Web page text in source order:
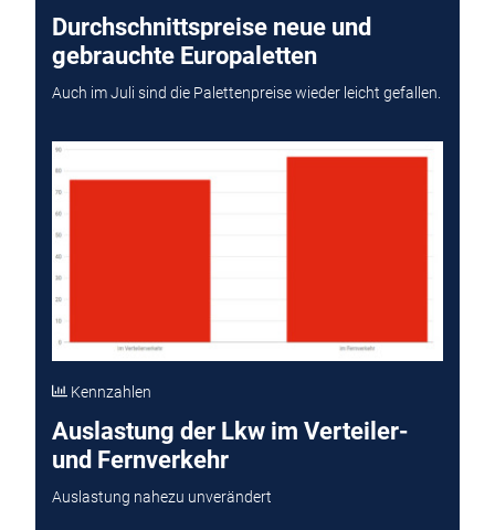
Durchschnittspreise neue und
gebrauchte Europaletten
Auch im Juli sind die Palettenpreise wieder leicht gefallen.
Kennzahlen
Auslastung der Lkw im Verteiler-
und Fernverkehr
Auslastung nahezu unverändert